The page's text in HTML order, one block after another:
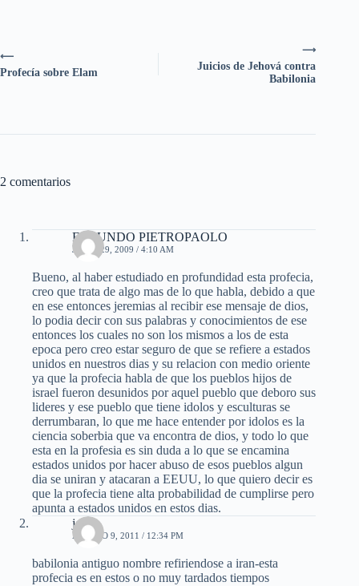
⟶
Juicios de Jehová contra
Babilonia
⟵
Profecía sobre Elam
2 comentarios
FACUNDO PIETROPAOLO
JUNIO 29, 2009 / 4:10 AM
Bueno, al haber estudiado en profundidad esta profecia,
creo que trata de algo mas de lo que habla, debido a que
en ese entonces jeremias al recibir ese mensaje de dios,
lo podia decir con sus palabras y conocimientos de ese
entonces los cuales no son los mismos a los de esta
epoca pero creo estar seguro de que se refiere a estados
unidos en nuestros dias y su relacion con medio oriente
ya que la profecia habla de que los pueblos hijos de
israel fueron desunidos por aquel pueblo que deboro sus
lideres y ese pueblo que tiene idolos y esculturas se
derrumbaran, lo que me hace entender por idolos es la
ciencia soberbia que va encontra de dios, y todo lo que
esta en la profesia es sin duda a lo que se encamina
estados unidos por hacer abuso de esos pueblos algun
dia se uniran y atacaran a EEUU, lo que quiero decir es
que la profecia tiene alta probabilidad de cumplirse pero
apunta a estados unidos en estos dias.
joel
AGOSTO 9, 2011 / 12:34 PM
babilonia antiguo nombre refiriendose a iran-esta
profecia es en estos o no muy tardados tiempos